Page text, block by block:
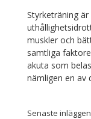
Styrketräning
muskler och
samtliga
akuta som
nämligen en av
Senaste inläggen